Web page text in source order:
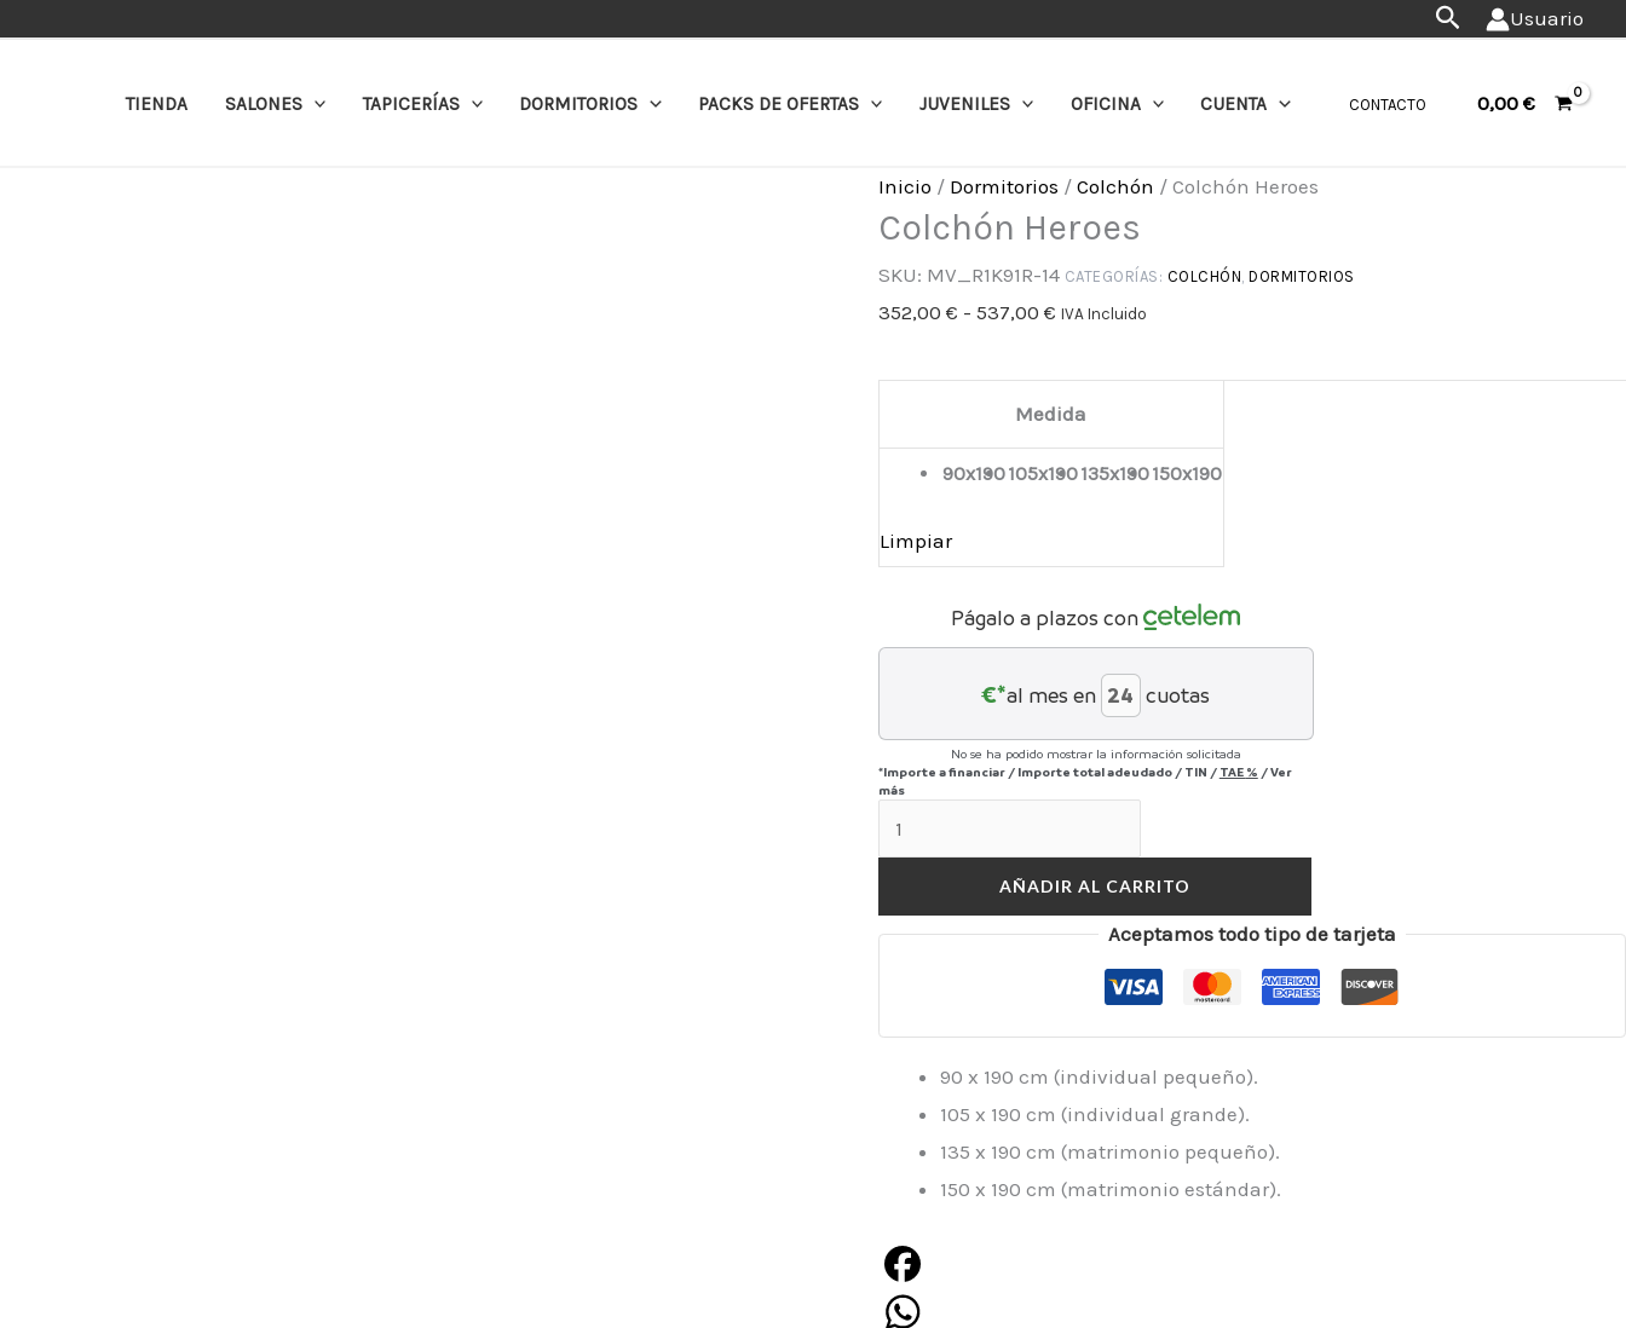
BuscarUsuario
TIENDA SALONES TAPICERÍAS DORMITORIOS PACKS DE OFERTAS JUVENILES OFICINA CUENTA CONTACTO 0,00 €
Inicio / Dormitorios / Colchón / Colchón Heroes
Colchón Heroes
SKU: MV_R1K91R-14 CATEGORÍAS: COLCHÓN,DORMITORIOS
352,00 € - 537,00 €
precios:
537,00 €
IVA Incluido
Medida
90x190105x190135x190150x190
Limpiar
Págalo a plazos con
€*al mes en cuotas
No se ha podido mostrar la información solicitada
*Importe a financiar / Importe total adeudado / TIN / TAE % /Ver
más
cantidad
AÑADIR AL CARRITO
Aceptamos todo tipo de tarjeta
90 x 190 cm (individual pequeño).
105 x 190 cm (individual grande).
135 x 190 cm (matrimonio pequeño).
150 x 190 cm (matrimonio estándar).
Facebook